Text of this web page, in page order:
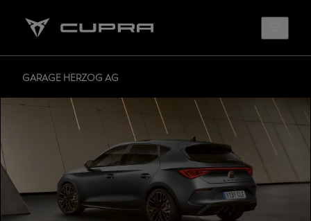
GARAGE HERZOG AG